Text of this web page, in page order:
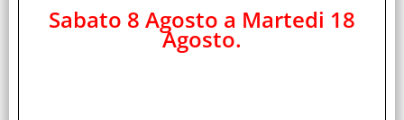
Disponibilità:
Non Disponibile
Sabato 8 Agosto a Martedi 18
Agosto.